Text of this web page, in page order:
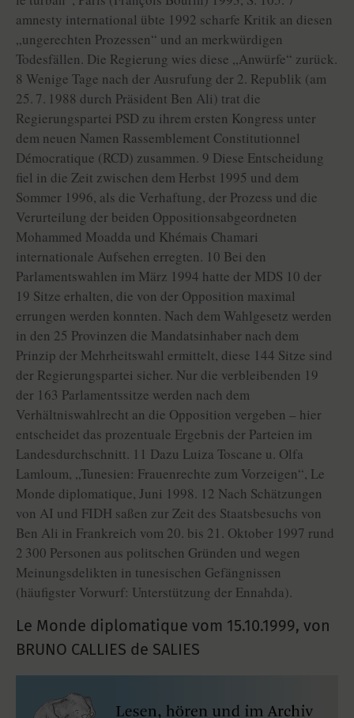
amnesty international übte 1992 scharfe Kritik an diesen
„ungerechten Prozessen“ und an merkwürdigen
Todesfällen. Die Regierung wies diese „Anwürfe“ zurück.
8 Wenige Tage nach der Ausrufung der 2. Republik (am
25. 7. 1988 durch Präsident Ben Ali) trat die
Regierungspartei PSD zu ihrem ersten Kongress unter
dem neuen Namen Rassemblement Constitutionnel
Démocratique (RCD) zusammen. 9 Diese Entscheidung
fiel in die Zeit zwischen dem Herbst 1995 und dem
Sommer 1996, als die Verhaftung, der Prozess und die
Verurteilung der beiden Oppositionsabgeordneten
Mohammed Moadda und Khémais Chamari
internationale Aufsehen erregten. 10 Bei den
Parlamentswahlen im März 1994 hatte der MDS 10 der
19 Sitze erhalten, die von der Opposition maximal
errungen werden konnten. Nach dem Wahlgesetz werden
in den 25 Provinzen die Mandatsinhaber nach dem
Prinzip der Mehrheitswahl ermittelt, diese 144 Sitze sind
der Regierungspartei sicher. Nur die verbleibenden 19
der 163 Parlamentssitze werden nach dem
Verhältniswahlrecht an die Opposition vergeben – hier
entscheidet das prozentuale Ergebnis der Parteien im
Landesdurchschnitt. 11 Dazu Luiza Toscane u. Olfa
Lamloum, „Tunesien: Frauenrechte zum Vorzeigen“, Le
Monde diplomatique, Juni 1998. 12 Nach Schätzungen
von AI und FIDH saßen zur Zeit des Staatsbesuchs von
Ben Ali in Frankreich vom 20. bis 21. Oktober 1997 rund
2 300 Personen aus politschen Gründen und wegen
Meinungsdelikten in tunesischen Gefängnissen
(häufigster Vorwurf: Unterstützung der Ennahda).
Le Monde diplomatique vom 15.10.1999, von
BRUNO CALLIES de SALIES